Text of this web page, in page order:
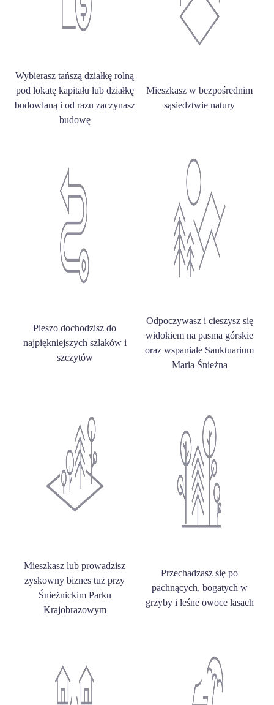
Wybierasz tańszą działkę rolną
pod lokatę kapitału lub działkę
budowlaną i od razu zaczynasz
budowę
Mieszkasz w bezpośrednim
sąsiedztwie natury
Pieszo dochodzisz do
najpiękniejszych szlaków i
szczytów
Odpoczywasz i cieszysz się
widokiem na pasma górskie
oraz wspaniałe Sanktuarium
Maria Śnieżna
Mieszkasz lub prowadzisz
zyskowny biznes tuż przy
Śnieżnickim Parku
Krajobrazowym
Przechadzasz się po
pachnących, bogatych w
grzyby i leśne owoce lasach